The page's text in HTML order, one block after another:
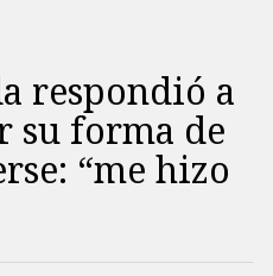
respondió a
su forma de
“me hizo